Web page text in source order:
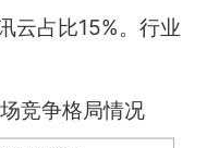
云占比15%。行业
竞争格局情况